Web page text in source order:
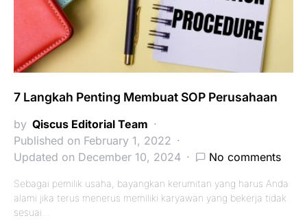
7 Langkah Penting Membuat SOP Perusahaan
by Qiscus Editorial Team
Published on February 1, 2022
Updated on December 10, 2024
No comments
Sebagai pemilik usaha, bayangkan kerumitan yang harus Anda
alami jika terus menerus memiliki karyawan yang bekerja tidak
sesuai…